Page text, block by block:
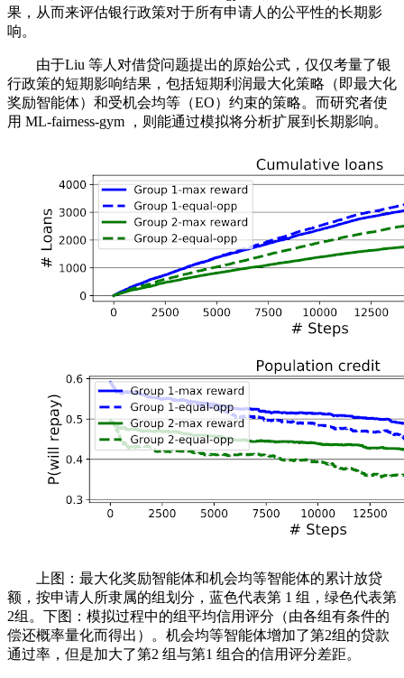
果，从而来评估银行政策对于所有申请人的公平性的长期影
响。
由于Liu 等人对借贷问题提出的原始公式，仅仅考量了银
行政策的短期影响结果，包括短期利润最大化策略（即最大化
奖励智能体）和受机会均等（EO）约束的策略。而研究者使
用 ML-fairness-gym ，则能通过模拟将分析扩展到长期影响。
上图：最大化奖励智能体和机会均等智能体的累计放贷
额，按申请人所隶属的组划分，蓝色代表第 1 组，绿色代表第
2组。下图：模拟过程中的组平均信用评分（由各组有条件的
偿还概率量化而得出）。机会均等智能体增加了第2组的贷款
通过率，但是加大了第2 组与第1 组合的信用评分差距。